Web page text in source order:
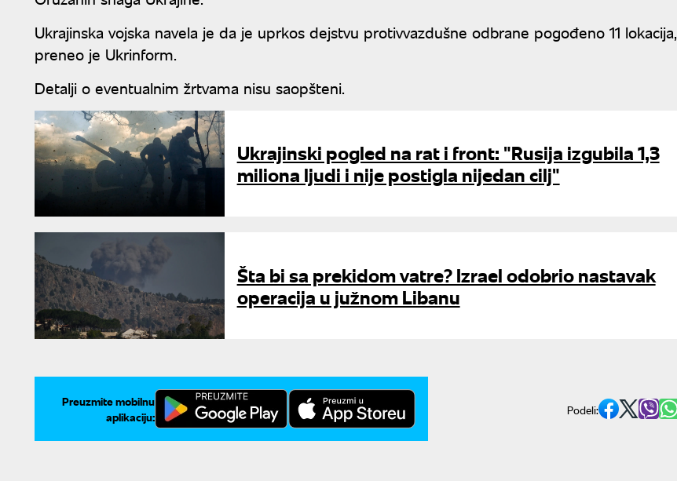
Ukrajinska vojska navela je da je uprkos dejstvu protivvazdušne odbrane pogođeno 11 lokacija,
preneo je Ukrinform.
Detalji o eventualnim žrtvama nisu saopšteni.
Ukrajinski pogled na rat i front: "Rusija izgubila 1,3
miliona ljudi i nije postigla nijedan cilj"
Šta bi sa prekidom vatre? Izrael odobrio nastavak
operacija u južnom Libanu
Preuzmite mobilnu
aplikaciju:
Podeli: